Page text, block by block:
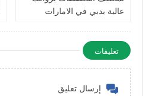
عالية بدبي في الامارات
تعليقات
إرسال تعليق